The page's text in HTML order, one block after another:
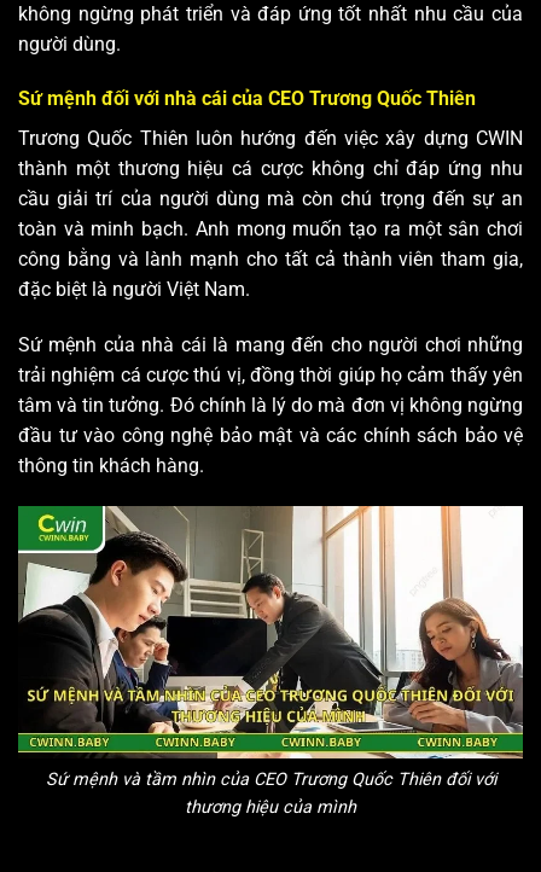
không ngừng phát triển và đáp ứng tốt nhất nhu cầu của
người dùng.
Sứ mệnh đối với nhà cái của CEO Trương Quốc Thiên
Trương Quốc Thiên luôn hướng đến việc xây dựng CWIN
thành một thương hiệu cá cược không chỉ đáp ứng nhu
cầu giải trí của người dùng mà còn chú trọng đến sự an
toàn và minh bạch. Anh mong muốn tạo ra một sân chơi
công bằng và lành mạnh cho tất cả thành viên tham gia,
đặc biệt là người Việt Nam.
Sứ mệnh của nhà cái là mang đến cho người chơi những
trải nghiệm cá cược thú vị, đồng thời giúp họ cảm thấy yên
tâm và tin tưởng. Đó chính là lý do mà đơn vị không ngừng
đầu tư vào công nghệ bảo mật và các chính sách bảo vệ
thông tin khách hàng.
Sứ mệnh và tầm nhìn của CEO Trương Quốc Thiên đối với
thương hiệu của mình